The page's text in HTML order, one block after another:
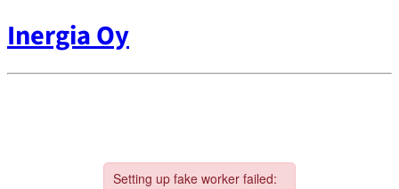
Inergia Oy